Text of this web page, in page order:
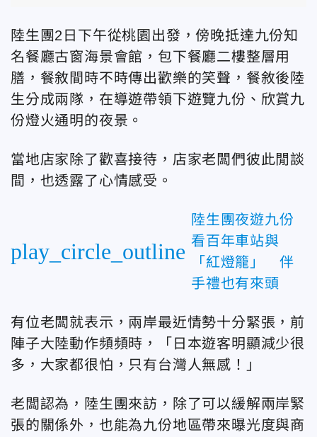
陸生團2日下午從桃園出發，傍晚抵達九份知
名餐廳古窗海景會館，包下餐廳二樓整層用
膳，餐敘間時不時傳出歡樂的笑聲，餐敘後陸
生分成兩隊，在導遊帶領下遊覽九份、欣賞九
份燈火通明的夜景。
當地店家除了歡喜接待，店家老闆們彼此閒談
間，也透露了心情感受。
play_circle_outline
陸生團夜遊九份
看百年車站與
「紅燈籠」 伴
手禮也有來頭
有位老闆就表示，兩岸最近情勢十分緊張，前
陣子大陸動作頻頻時，「日本遊客明顯減少很
多，大家都很怕，只有台灣人無感！」
老闆認為，陸生團來訪，除了可以緩解兩岸緊
張的關係外，也能為九份地區帶來曝光度與商